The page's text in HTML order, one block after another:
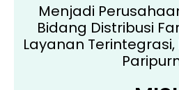
Menjadi
Bidang Distribusi
Layanan